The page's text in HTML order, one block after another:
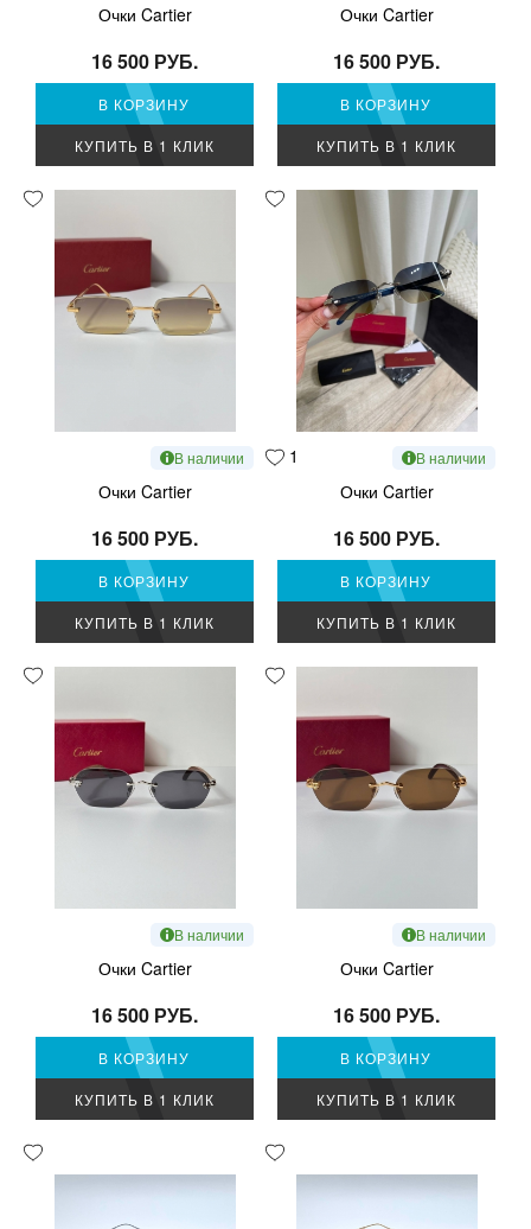
Очки Cartier
16 500 РУБ.
В КОРЗИНУ
КУПИТЬ В 1 КЛИК
Очки Cartier
16 500 РУБ.
В КОРЗИНУ
КУПИТЬ В 1 КЛИК
В наличии
Очки Cartier
16 500 РУБ.
В КОРЗИНУ
КУПИТЬ В 1 КЛИК
1 В наличии
Очки Cartier
16 500 РУБ.
В КОРЗИНУ
КУПИТЬ В 1 КЛИК
В наличии
Очки Cartier
16 500 РУБ.
В КОРЗИНУ
КУПИТЬ В 1 КЛИК
В наличии
Очки Cartier
16 500 РУБ.
В КОРЗИНУ
КУПИТЬ В 1 КЛИК